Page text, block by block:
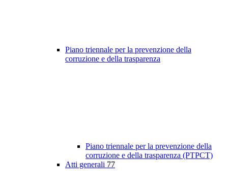
Piano triennale per la prevenzione della
corruzione e della trasparenza
Piano triennale per la prevenzione della
corruzione e della trasparenza (PTPCT)
Atti generali 77